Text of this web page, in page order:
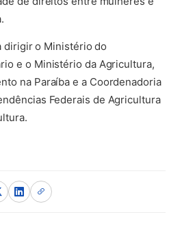
dirigir o Ministério do
e o Ministério da Agricultura,
na Paraíba e a Coordenadoria
Federais de Agricultura